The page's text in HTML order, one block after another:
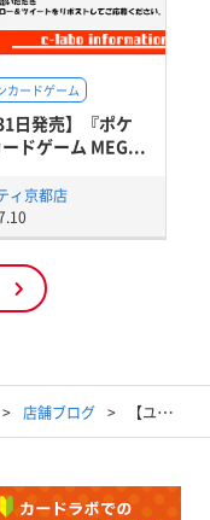
カードゲーム
日発売】『ポケ
ドゲーム MEG...
ィ京都店
店舗ブログ 【ユニオンアリーナ】2025年8月13日開催 ユニチケゲットバトル結果発表【優勝デッキ】